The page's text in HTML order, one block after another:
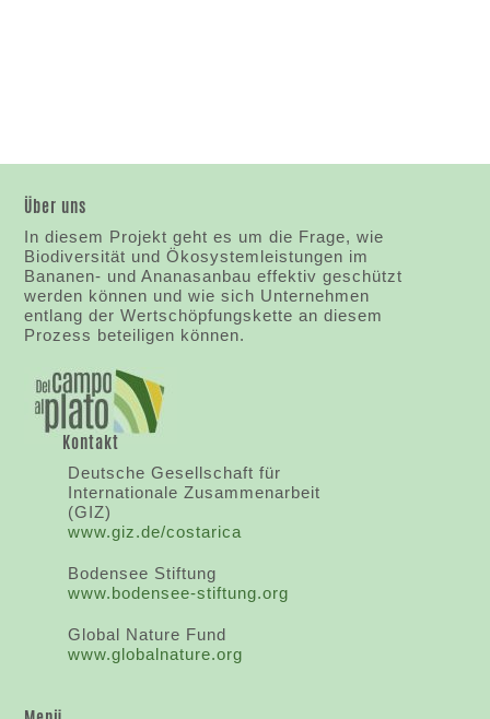
Über uns
In diesem Projekt geht es um die Frage, wie
Biodiversität und Ökosystemleistungen im
Bananen- und Ananasanbau effektiv geschützt
werden können und wie sich Unternehmen
entlang der Wertschöpfungskette an diesem
Prozess beteiligen können.
Kontakt
Deutsche Gesellschaft für
Internationale Zusammenarbeit
(GIZ)
www.giz.de/costarica
Bodensee Stiftung
www.bodensee-stiftung.org
Global Nature Fund
www.globalnature.org